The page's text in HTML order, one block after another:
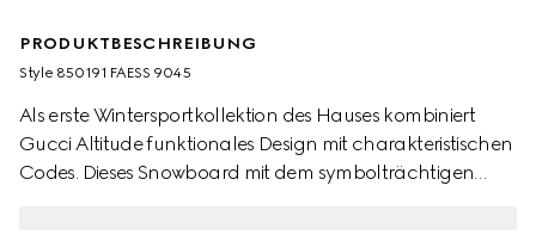
PRODUKTBESCHREIBUNG
Style ‎850191 FAESS 9045
Als erste Wintersportkollektion des Hauses kombiniert
Gucci Altitude funktionales Design mit charakteristischen
Codes. Dieses Snowboard mit dem symbolträchtigen